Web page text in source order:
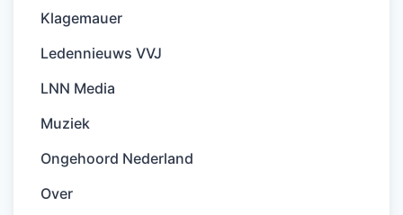
Klagemauer
Ledennieuws VVJ
LNN Media
Muziek
Ongehoord Nederland
Over